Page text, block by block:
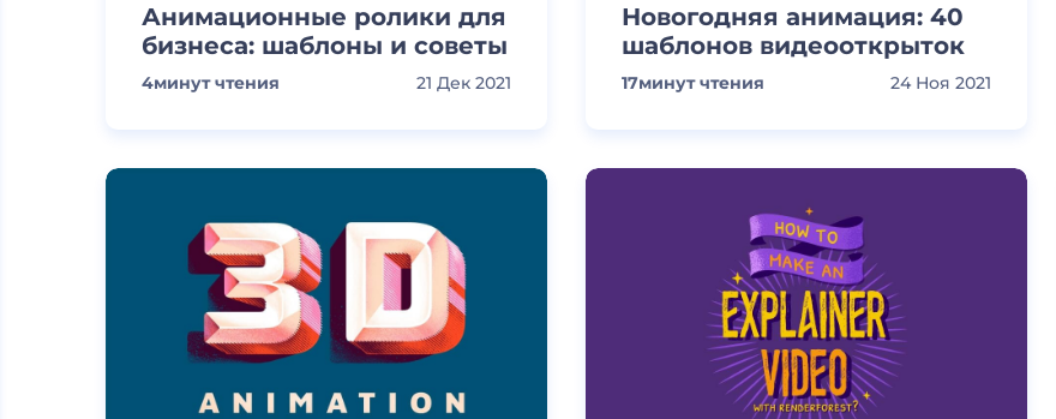
Анимационные ролики для
бизнеса: шаблоны и советы
4минут чтения 21 Дек 2021
Новогодняя анимация: 40
шаблонов видеооткрыток
17минут чтения 24 Ноя 2021